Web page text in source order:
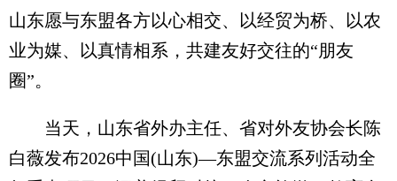
山东愿与东盟各方以心相交、以经贸为桥、以农
业为媒、以真情相系，共建友好交往的“朋友
圈”。
当天，山东省外办主任、省对外友协会长陈
白薇发布2026中国(山东)—东盟交流系列活动全